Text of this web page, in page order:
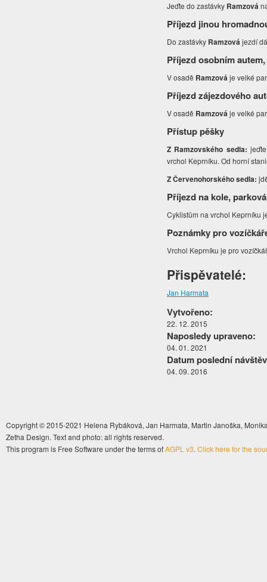
Jeďte do zastávky Ramzová
Příjezd jinou
Do zastávky Ramzovájezdí
Příjezd osobním
V osadě Ramzováje velké
Příjezd zájezdového
V osadě Ramzováje velké
Přístup pěšky
Z Ramzovského sedla:
vrchol Keprníku. Od horní
Z Červenohorského sedla:
Příjezd na kole,
Cyklistům na vrchol Keprníku
Poznámky pro
Vrchol Keprníku je pro
Přispěvatelé:
Jan Harmata
Vytvořeno:
22. 12. 2015
Naposledy upraveno:
04. 01. 2021
Datum poslední
04. 09. 2016
Copyright © 2015-2021 Helena Rybáková, Jan Harmata, Martin Janoška,
Zetha Design. Text and photo: all rights reserved.
This program is Free Software under the terms ofAGPL v3. Click here for the